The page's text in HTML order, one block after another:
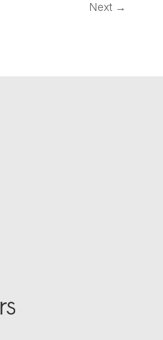
Next →